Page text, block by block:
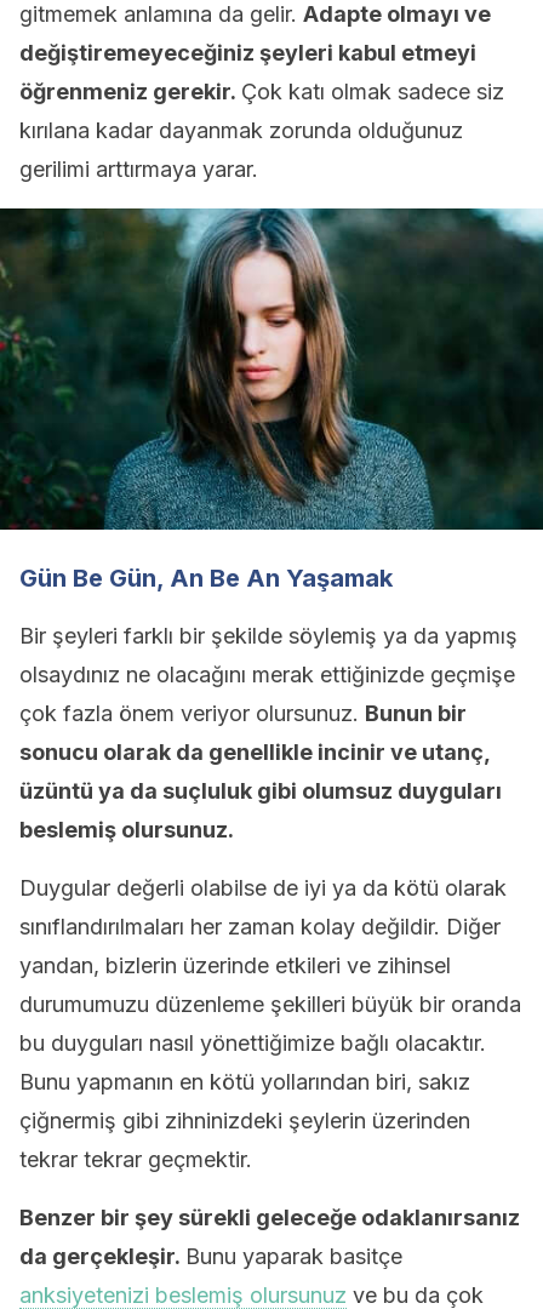
gitmemek anlamına da gelir. Adapte olmayı ve
değiştiremeyeceğiniz şeyleri kabul etmeyi
öğrenmeniz gerekir. Çok katı olmak sadece siz
kırılana kadar dayanmak zorunda olduğunuz
gerilimi arttırmaya yarar.
Gün Be Gün, An Be An Yaşamak
Bir şeyleri farklı bir şekilde söylemiş ya da yapmış
olsaydınız ne olacağını merak ettiğinizde geçmişe
çok fazla önem veriyor olursunuz. Bunun bir
sonucu olarak da genellikle incinir ve utanç,
üzüntü ya da suçluluk gibi olumsuz duyguları
beslemiş olursunuz.
Duygular değerli olabilse de iyi ya da kötü olarak
sınıflandırılmaları her zaman kolay değildir. Diğer
yandan, bizlerin üzerinde etkileri ve zihinsel
durumumuzu düzenleme şekilleri büyük bir oranda
bu duyguları nasıl yönettiğimize bağlı olacaktır.
Bunu yapmanın en kötü yollarından biri, sakız
çiğnermiş gibi zihninizdeki şeylerin üzerinden
tekrar tekrar geçmektir.
Benzer bir şey sürekli geleceğe odaklanırsanız
da gerçekleşir. Bunu yaparak basitçe
anksiyetenizi beslemiş olursunuz ve bu da çok